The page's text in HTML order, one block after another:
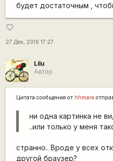
будет достаточным ,
favorite_border
27 Дек, 2016 17:27
Lilu
Автор
Цитата сообщения от hhmara
ни одна картинка не
..или только у меня
странно.. Вроде у всех
другой браузер?